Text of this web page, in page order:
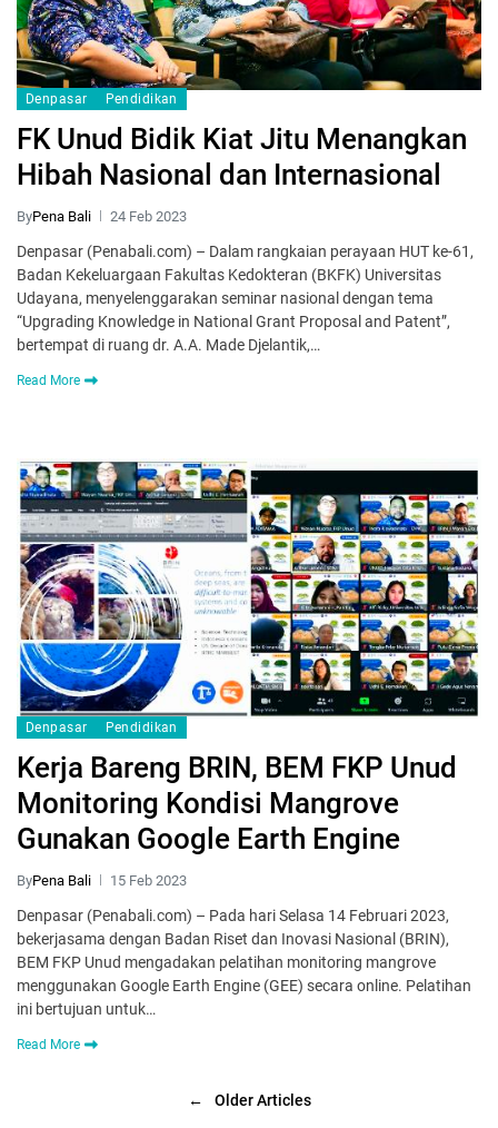
Denpasar Pendidikan
FK Unud Bidik Kiat Jitu Menangkan
Hibah Nasional dan Internasional
ByPena Bali 24 Feb 2023
Denpasar (Penabali.com) – Dalam rangkaian perayaan HUT ke-61,
Badan Kekeluargaan Fakultas Kedokteran (BKFK) Universitas
Udayana, menyelenggarakan seminar nasional dengan tema
“Upgrading Knowledge in National Grant Proposal and Patent”,
bertempat di ruang dr. A.A. Made Djelantik,…
Read More
Denpasar Pendidikan
Kerja Bareng BRIN, BEM FKP Unud
Monitoring Kondisi Mangrove
Gunakan Google Earth Engine
ByPena Bali 15 Feb 2023
Denpasar (Penabali.com) – Pada hari Selasa 14 Februari 2023,
bekerjasama dengan Badan Riset dan Inovasi Nasional (BRIN),
BEM FKP Unud mengadakan pelatihan monitoring mangrove
menggunakan Google Earth Engine (GEE) secara online. Pelatihan
ini bertujuan untuk…
Read More
← Older Articles